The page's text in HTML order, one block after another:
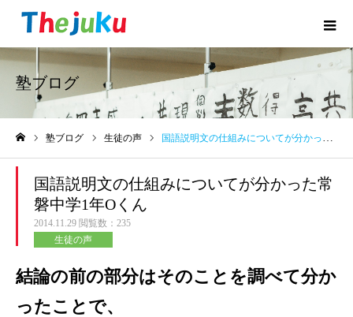
塾ブログ
塾ブログ 生徒の声 国語説明文の仕組みについてが分かった常磐中学1年Oくん
国語説明文の仕組みについてが分かった常
磐中学1年Oくん
2014.11.29 閲覧数：235
生徒の声
結論の前の部分はそのことを調べて分か
ったことで、